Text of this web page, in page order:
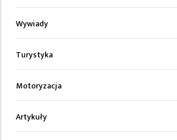
Wywiady
Turystyka
Motoryzacja
Artykuły